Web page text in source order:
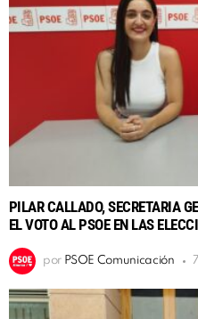
PILAR CALLADO, SECRETARIA
EL VOTO AL PSOE EN LAS
por PSOE Comunicación